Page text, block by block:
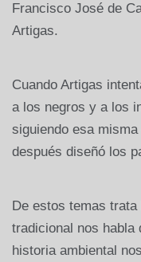
Francisco José de
Artigas.
Cuando Artigas
a los negros y a los
siguiendo esa
después diseñó los
De estos temas
tradicional nos habla
historia ambiental